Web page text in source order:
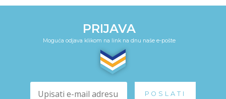
PRIJAVA
Moguća odjava klikom na link na dnu naše e-pošte